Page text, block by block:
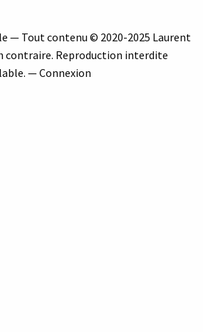
— Tout contenu © 2020-2025 Laurent
contraire. Reproduction interdite
—Connexion